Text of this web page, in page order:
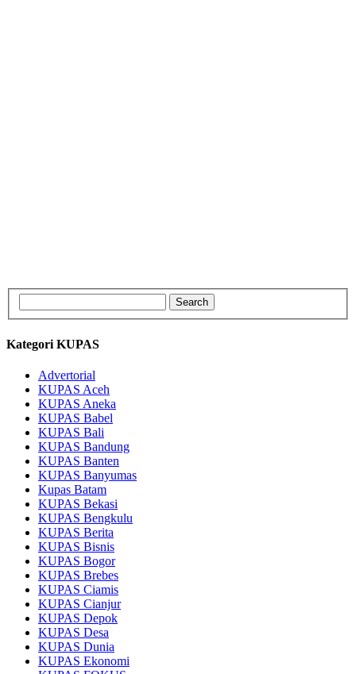
Kategori KUPAS
Advertorial
KUPAS Aceh
KUPAS Aneka
KUPAS Babel
KUPAS Bali
KUPAS Bandung
KUPAS Banten
KUPAS Banyumas
Kupas Batam
KUPAS Bekasi
KUPAS Bengkulu
KUPAS Berita
KUPAS Bisnis
KUPAS Bogor
KUPAS Brebes
KUPAS Ciamis
KUPAS Cianjur
KUPAS Depok
KUPAS Desa
KUPAS Dunia
KUPAS Ekonomi